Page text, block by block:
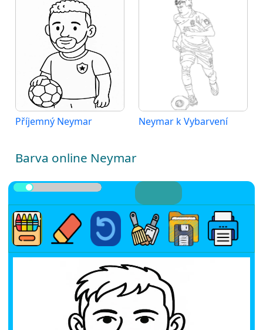
Příjemný Neymar Neymar k Vybarvení
Barva online Neymar